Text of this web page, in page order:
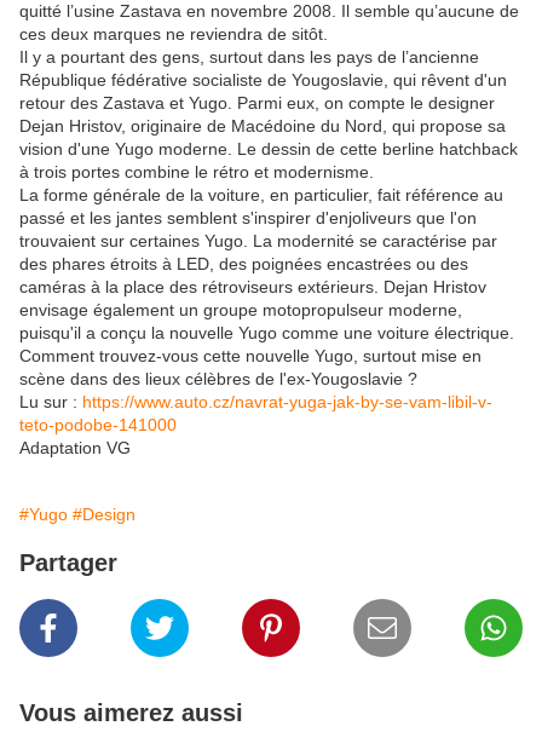
quitté l’usine Zastava en novembre 2008. Il semble qu’aucune de
ces deux marques ne reviendra de sitôt.
Il y a pourtant des gens, surtout dans les pays de l’ancienne
République fédérative socialiste de Yougoslavie, qui rêvent d'un
retour des Zastava et Yugo. Parmi eux, on compte le designer
Dejan Hristov, originaire de Macédoine du Nord, qui propose sa
vision d'une Yugo moderne. Le dessin de cette berline hatchback
à trois portes combine le rétro et modernisme.
La forme générale de la voiture, en particulier, fait référence au
passé et les jantes semblent s'inspirer d'enjoliveurs que l'on
trouvaient sur certaines Yugo. La modernité se caractérise par
des phares étroits à LED, des poignées encastrées ou des
caméras à la place des rétroviseurs extérieurs. Dejan Hristov
envisage également un groupe motopropulseur moderne,
puisqu'il a conçu la nouvelle Yugo comme une voiture électrique.
Comment trouvez-vous cette nouvelle Yugo, surtout mise en
scène dans des lieux célèbres de l'ex-Yougoslavie ?
Lu sur : https://www.auto.cz/navrat-yuga-jak-by-se-vam-libil-v-
teto-podobe-141000
Adaptation VG
#Yugo #Design
Partager
Vous aimerez aussi